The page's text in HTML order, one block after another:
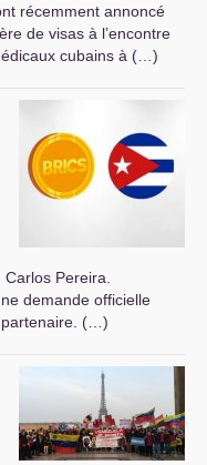
récemment annoncé
de visas à l’encontre
cubains à (…)
Pereira.
demande officielle
partenaire. (…)